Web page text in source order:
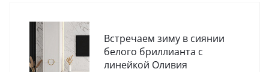
Встречаем зиму в сиянии
белого бриллианта с
линейкой Оливия